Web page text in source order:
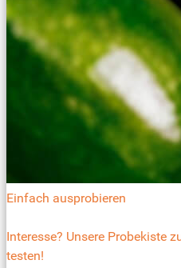
Einfach ausprobieren
Interesse? Unsere Probekiste
testen!